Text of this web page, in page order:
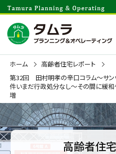
ホーム
高齢者住宅レポート
第32回 田村明孝の辛口コラム～サン
件いまだ行政処分なし～その間に緩和
増
高齢者住